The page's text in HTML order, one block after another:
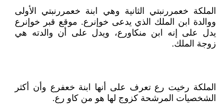
الملكة خعمررنبتي الثانية وهي ابنة خعمررنبتي الأولى
ووالدة ابن الملك الذي يدعى خوإنرع. موقع قبر خوإنرع
يدل على إنه ابن منكاورع، ويدل على أن والدته هي
زوجة الملك.
الملكة رخيت رع تعرف على أنها ابنة خعفرع وأن أكثر
الشخصيات المرشحة كزوج لها هو من كاو رع.